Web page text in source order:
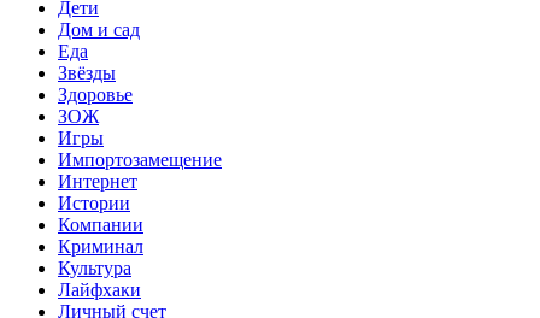
Дети
Дом и сад
Еда
Звёзды
Здоровье
ЗОЖ
Игры
Импортозамещение
Интернет
Истории
Компании
Криминал
Культура
Лайфхаки
Личный счет